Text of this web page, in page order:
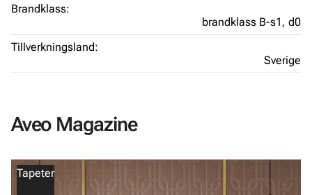
Brandklass:
brandklass B-s1, d0
Tillverkningsland:
Sverige
Aveo Magazine
Tapeter